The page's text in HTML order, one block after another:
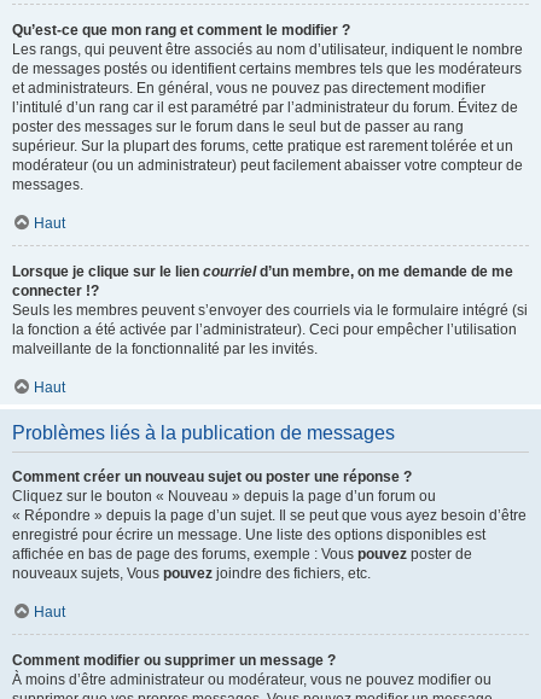
Qu’est-ce que mon rang et comment le modifier ?
Les rangs, qui peuvent être associés au nom d’utilisateur, indiquent le nombre
de messages postés ou identifient certains membres tels que les modérateurs
et administrateurs. En général, vous ne pouvez pas directement modifier
l’intitulé d’un rang car il est paramétré par l’administrateur du forum. Évitez de
poster des messages sur le forum dans le seul but de passer au rang
supérieur. Sur la plupart des forums, cette pratique est rarement tolérée et un
modérateur (ou un administrateur) peut facilement abaisser votre compteur de
messages.
Haut
Lorsque je clique sur le lien courrield’un membre, on me demande de me
connecter !?
Seuls les membres peuvent s’envoyer des courriels via le formulaire intégré (si
la fonction a été activée par l’administrateur). Ceci pour empêcher l’utilisation
malveillante de la fonctionnalité par les invités.
Haut
Problèmes liés à la publication de messages
Comment créer un nouveau sujet ou poster une réponse ?
Cliquez sur le bouton « Nouveau » depuis la page d’un forum ou
« Répondre » depuis la page d’un sujet. Il se peut que vous ayez besoin d’être
enregistré pour écrire un message. Une liste des options disponibles est
affichée en bas de page des forums, exemple : Vous pouvez poster de
nouveaux sujets, Vous pouvez joindre des fichiers, etc.
Haut
Comment modifier ou supprimer un message ?
À moins d’être administrateur ou modérateur, vous ne pouvez modifier ou